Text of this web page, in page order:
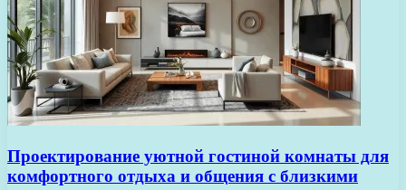
Проектирование уютной гостиной комнаты для
комфортного отдыха и общения с близкими